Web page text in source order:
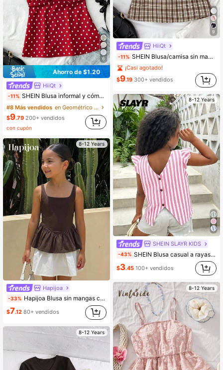
6
Ahorro de $1.20
HiiQt
-11% SHEIN Blusa informal y cómoda con estampado de lunares para niñas preadolescentes para uso diario
#8 Más vendidos
en Geométrico Blusas para niñas preadolescentes
$9.79 200+ vendidos
con cupón
8-12 Years
Hapijoa
-33% Hapijoa Blusa sin mangas con cintura ceñida y diseño plisado para niñas preadolescentes de verano
$7.12 80+ vendidos
8-12 Years
9
HiiQt
-11% SHEIN Blusa/camisa sin mangas elegante y versátil con estampado de cuadros retro en marrón y caqui para niñas preadolescentes, primavera/verano
¡Casi agotado!
$9.19 300+ vendidos
8-12 Years
SHEIN SLAYR KIDS
-43% SHEIN Blusa casual a rayas para niñas preadolescentes, primavera/verano
$3.45 100+ vendidos
8-12 Years